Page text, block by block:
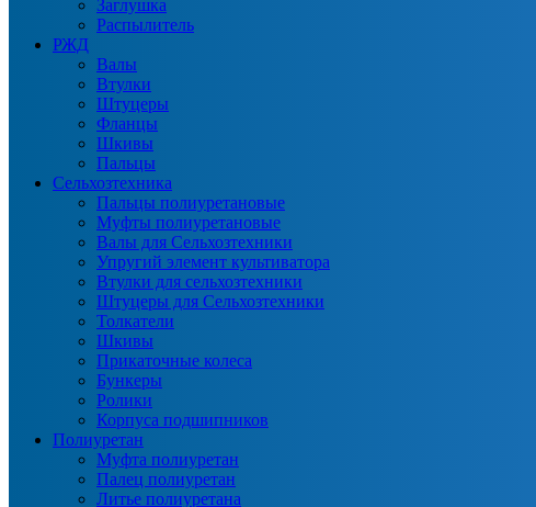
Заглушка
Распылитель
РЖД
Валы
Втулки
Штуцеры
Фланцы
Шкивы
Пальцы
Сельхозтехника
Пальцы полиуретановые
Муфты полиуретановые
Валы для Сельхозтехники
Упругий элемент культиватора
Втулки для сельхозтехники
Штуцеры для Сельхозтехники
Толкатели
Шкивы
Прикаточные колеса
Бункеры
Ролики
Корпуса подшипников
Полиуретан
Муфта полиуретан
Палец полиуретан
Литье полиуретана